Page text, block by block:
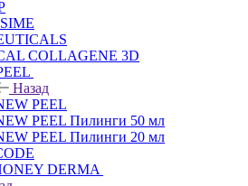
COLLAGENE 3D
Назад
PEEL
PEEL Пилинги 50 мл
PEEL Пилинги 20 мл
DERMA